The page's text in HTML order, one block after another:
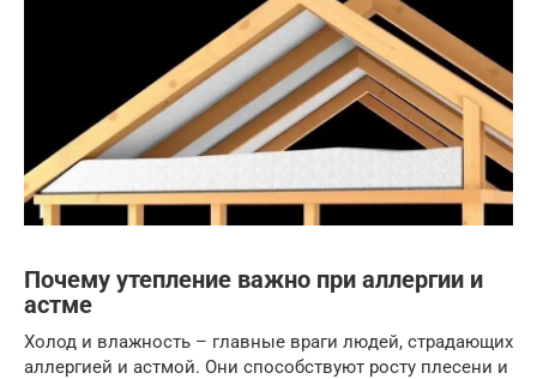
Почему утепление важно при аллергии и
астме
Холод и влажность – главные враги людей, страдающих
аллергией и астмой. Они способствуют росту плесени и